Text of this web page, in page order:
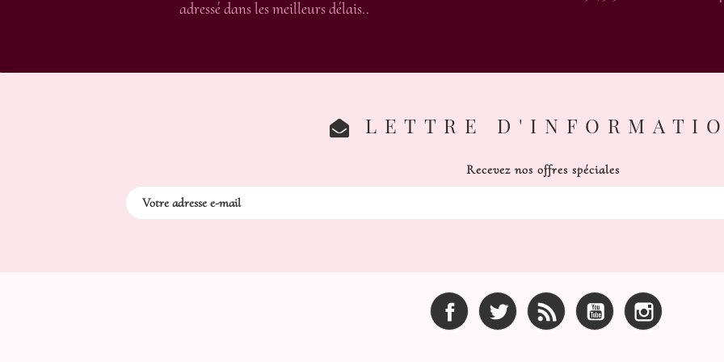
adressé dans les meilleurs délais..
LETTRE
Recevez nos offres spéciales
Facebook Twitter Rss YouTube